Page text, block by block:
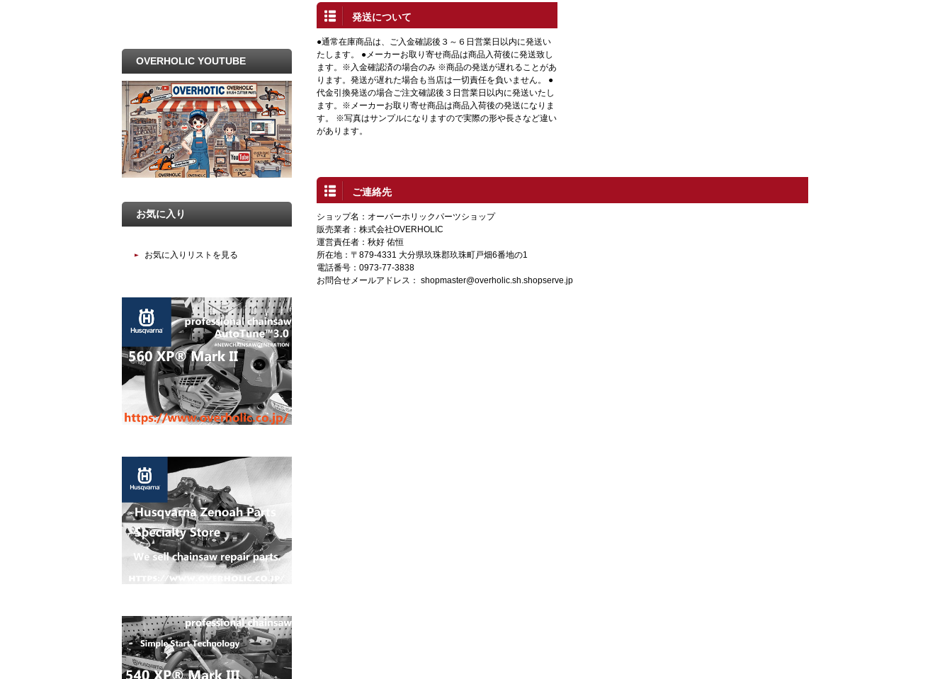
発送について
●通常在庫商品は、ご入金確認後３～６日営業日以内に発送い
たします。 ●メーカーお取り寄せ商品は商品入荷後に発送致し
ます。※入金確認済の場合のみ ※商品の発送が遅れることがあ
ります。発送が遅れた場合も当店は一切責任を負いません。 ●
代金引換発送の場合ご注文確認後３日営業日以内に発送いたし
ます。※メーカーお取り寄せ商品は商品入荷後の発送になりま
す。 ※写真はサンプルになりますので実際の形や長さなど違い
があります。
ご連絡先
ショップ名：オーバーホリックパーツショップ
販売業者：株式会社OVERHOLIC
運営責任者：秋好 佑恒
所在地：〒879-4331 大分県玖珠郡玖珠町戸畑6番地の1
電話番号：0973-77-3838
お問合せメールアドレス： shopmaster@overholic.sh.shopserve.jp
OVERHOLIC YOUTUBE
お気に入り
お気に入りリストを見る